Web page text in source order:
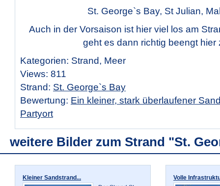
St. George`s Bay, St Julian,
Auch in der Vorsaison ist hier viel los am
geht es dann richtig beengt hier
Kategorien: Strand, Meer
Views: 811
Strand: St. George`s Bay
Bewertung: Ein kleiner, stark überlaufener
Partyort
weitere Bilder zum Strand "St.
Kleiner Sandstrand...
Volle